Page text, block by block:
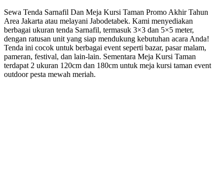
Sewa Tenda Sarnafil Dan Meja Kursi Taman Promo Akhir Tahun
Area Jakarta atau melayani Jabodetabek. Kami menyediakan
berbagai ukuran tenda Sarnafil, termasuk 3×3 dan 5×5 meter,
dengan ratusan unit yang siap mendukung kebutuhan acara Anda!
Tenda ini cocok untuk berbagai event seperti bazar, pasar malam,
pameran, festival, dan lain-lain. Sementara Meja Kursi Taman
terdapat 2 ukuran 120cm dan 180cm untuk meja kursi taman event
outdoor pesta mewah meriah.